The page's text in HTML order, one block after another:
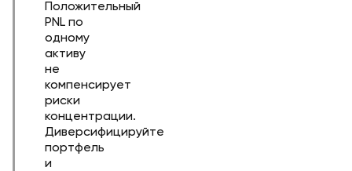
Положительный
PNL по
одному
активу
не
компенсирует
риски
концентрации.
Диверсифицируйте
портфель
и